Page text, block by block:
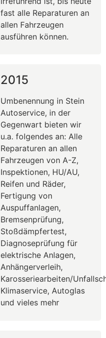
fast alle Reparaturen an
allen Fahrzeugen
ausführen können.
2015
Umbenennung in Stein
Autoservice, in der
Gegenwart bieten wir
u.a. folgendes an: Alle
Reparaturen an allen
Fahrzeugen von A-Z,
Inspektionen, HU/AU,
Reifen und Räder,
Fertigung von
Auspuffanlagen,
Bremsenprüfung,
Stoßdämpfertest,
Diagnoseprüfung für
elektrische Anlagen,
Anhängerverleih,
Karosseriearbeiten/
Klimaservice, Autoglas
und vieles mehr